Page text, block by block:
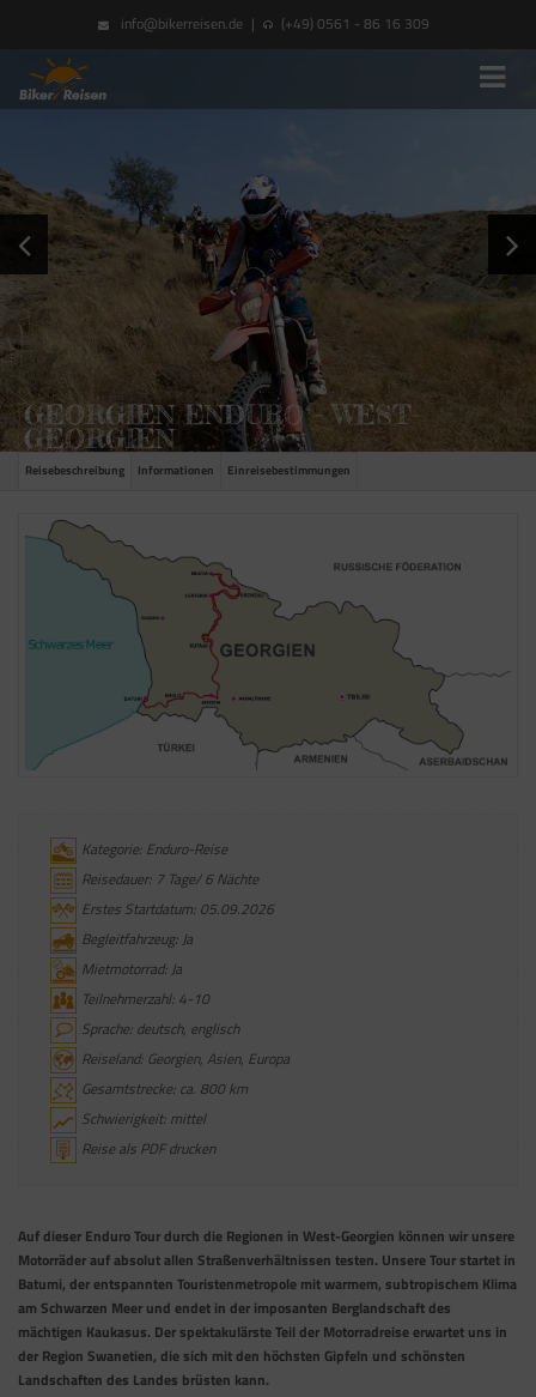
info@bikerreisen.de | (+49) 0561 - 86 16 309
GEORGIEN ENDURO – WEST-
GEORGIEN
Reisebeschreibung Informationen Einreisebestimmungen
Kategorie: Enduro-Reise
Reisedauer: 7 Tage/ 6 Nächte
Erstes Startdatum: 05.09.2026
Begleitfahrzeug: Ja
Mietmotorrad: Ja
Teilnehmerzahl: 4-10
Sprache: deutsch, englisch
Reiseland: Georgien, Asien, Europa
Gesamtstrecke: ca. 800 km
Schwierigkeit: mittel
Reise als PDF drucken
Auf dieser Enduro Tour durch die Regionen in West-Georgien können wir unsere
Motorräder auf absolut allen Straßenverhältnissen testen. Unsere Tour startet in
Batumi, der entspannten Touristenmetropole mit warmem, subtropischem Klima
am Schwarzen Meer und endet in der imposanten Berglandschaft des
mächtigen Kaukasus. Der spektakulärste Teil der Motorradreise erwartet uns in
der Region Swanetien, die sich mit den höchsten Gipfeln und schönsten
Landschaften des Landes brüsten kann.